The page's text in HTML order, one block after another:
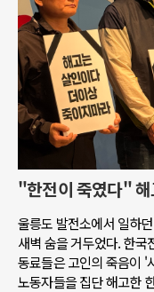
"한전이 죽였다"
울릉도 발전소에서 일하
새벽 숨을 거두었다. 한국
동료들은 고인의 죽음이 '
노동자들을 집단 해고한